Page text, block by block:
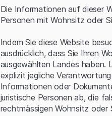
Die Informationen auf dieser
Personen mit Wohnsitz oder
Indem Sie diese Website
ausdrücklich, dass Sie Ihren
ausgewählten Landes haben.
explizit jegliche
Informationen oder
juristische Personen ab, die
rechtmässigen Wohnsitz oder